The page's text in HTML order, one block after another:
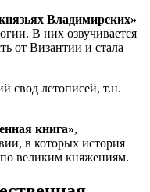
Владимирских»
В них озвучивается
от Византии и стала
свод летописей, т.н.
книга»,
в которых история
великим княжениям.